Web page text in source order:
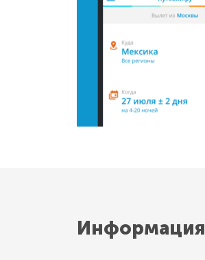
Информация